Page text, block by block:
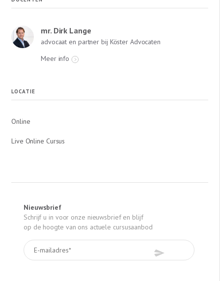
mr. Dirk Lange
advocaat en partner bij Köster Advocaten
Meer info
LOCATIE
Online
Live Online Cursus
Nieuwsbrief
Schrijf u in voor onze nieuwsbrief en blijf
op de hoogte van ons actuele cursusaanbod